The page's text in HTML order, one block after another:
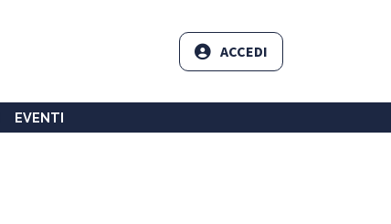
ACCEDI
EVENTI